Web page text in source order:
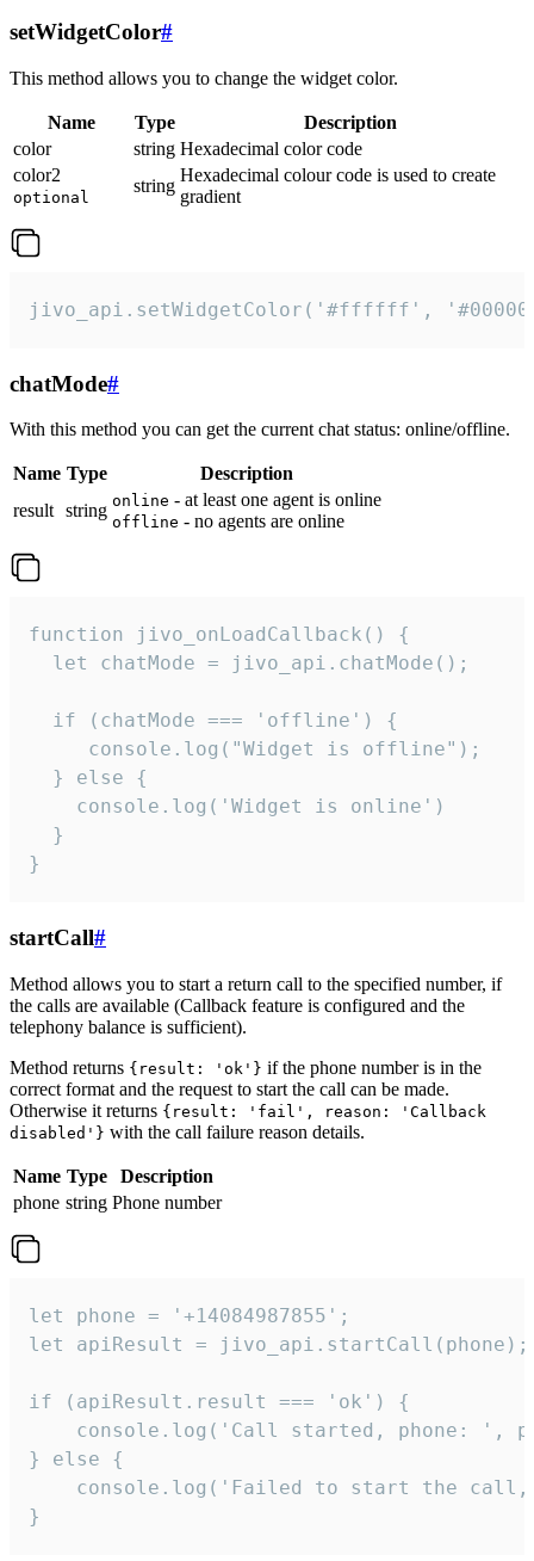
setWidgetColor#
This method allows you to change the widget color.
Name Type
Description
color
string Hexadecimal color code
color2
optional
string
Hexadecimal colour code is used to create
gradient
jivo_api.setWidgetColor('#ffffff',
chatMode#
With this method you can get the current chat status: online/offline.
Name Type
Description
result string online - at least one agent is online
offline - no agents are online
function jivo_onLoadCallback() {
  let chatMode = jivo_api.chatMode();
  if (chatMode === 'offline') {
     console.log("Widget is offline");
  } else {
    console.log('Widget is online')
  }
}
startCall#
Method allows you to start a return call to the specified number, if
the calls are available (Callback feature is configured and the
telephony balance is sufficient).
Method returns {result: 'ok'} if the phone number is in the
correct format and the request to start the call can be made.
Otherwise it returns {result: 'fail', reason: 'Callback
disabled'} with the call failure reason details.
Name Type
Description
phone string Phone number
let phone = '+14084987855';
let apiResult = jivo_api.startCall(phone);
if (apiResult.result === 'ok') {
console.log('Call started, phone: ',
} else {
console.log('Failed to start the
}